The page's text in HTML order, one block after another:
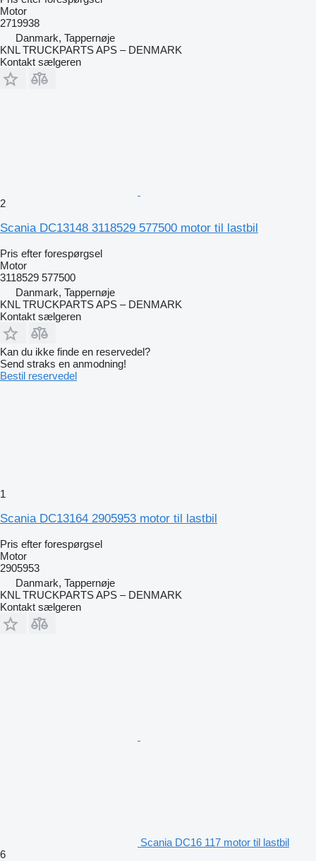
Motor
2719938
Danmark, Tappernøje
KNL TRUCKPARTS APS – DENMARK
Kontakt sælgeren
2
Scania DC13148 3118529 577500 motor til lastbil
Pris efter forespørgsel
Motor
3118529 577500
Danmark, Tappernøje
KNL TRUCKPARTS APS – DENMARK
Kontakt sælgeren
Kan du ikke finde en reservedel?
Send straks en anmodning!
Bestil reservedel
1
Scania DC13164 2905953 motor til lastbil
Pris efter forespørgsel
Motor
2905953
Danmark, Tappernøje
KNL TRUCKPARTS APS – DENMARK
Kontakt sælgeren
Scania DC16 117 motor til lastbil
6